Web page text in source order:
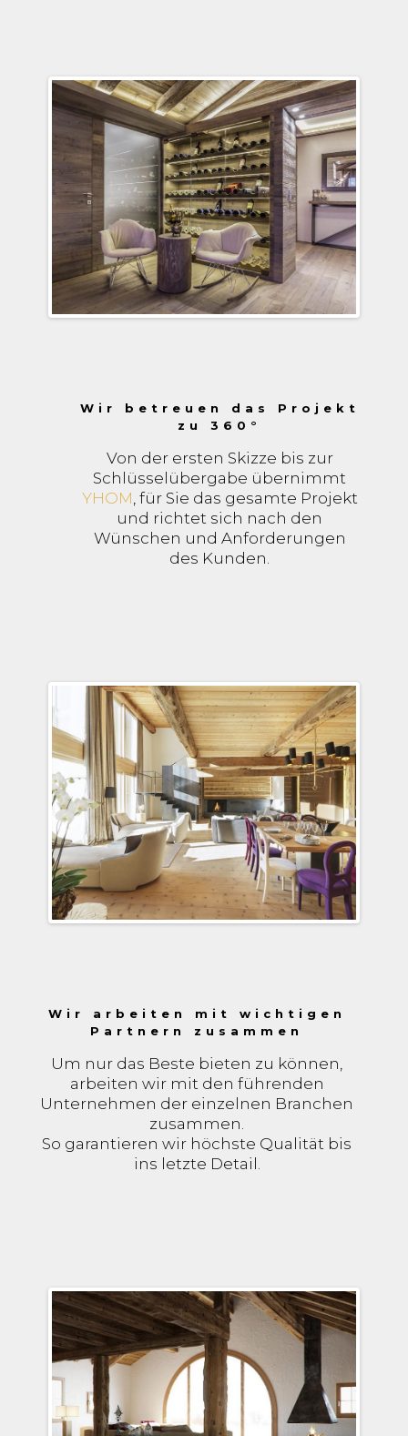
Wir betreuen das Projekt
zu 360°
Von der ersten Skizze bis zur
Schlüsselübergabe übernimmt
YHOM, für Sie das gesamte Projekt
und richtet sich nach den
Wünschen und Anforderungen
des Kunden.
Um nur das Beste bieten zu können,
arbeiten wir mit den führenden
Unternehmen der einzelnen Branchen
zusammen.
So garantieren wir höchste Qualität bis
ins letzte Detail.
Wir arbeiten mit wichtigen
Partnern zusammen
Um nur das Beste bieten zu können,
arbeiten wir mit den führenden
Unternehmen der einzelnen Branchen
zusammen.
So garantieren wir höchste Qualität bis
ins letzte Detail.